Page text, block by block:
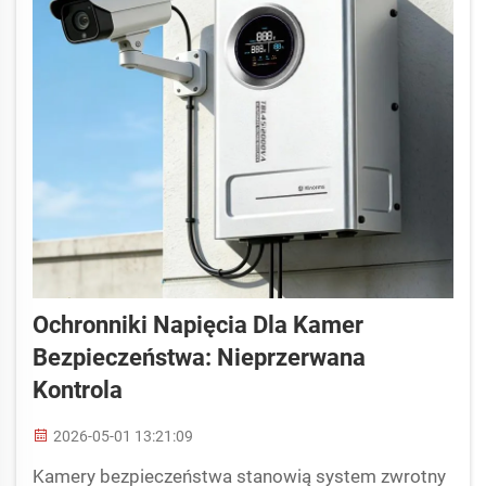
Ochronniki Napięcia Dla Kamer
Bezpieczeństwa: Nieprzerwana
Kontrola
2026-05-01 13:21:09
Kamery bezpieczeństwa stanowią system zwrotny